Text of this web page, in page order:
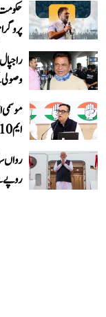
موسمی
ایم 10 مسلسل 68 روز سے گزشتہ سال سے زیادہ: اجے ماکن
روپے